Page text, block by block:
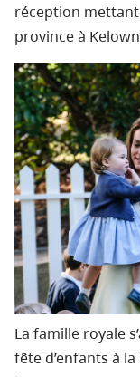
réception
province à
La famille royale
fête d’enfants à